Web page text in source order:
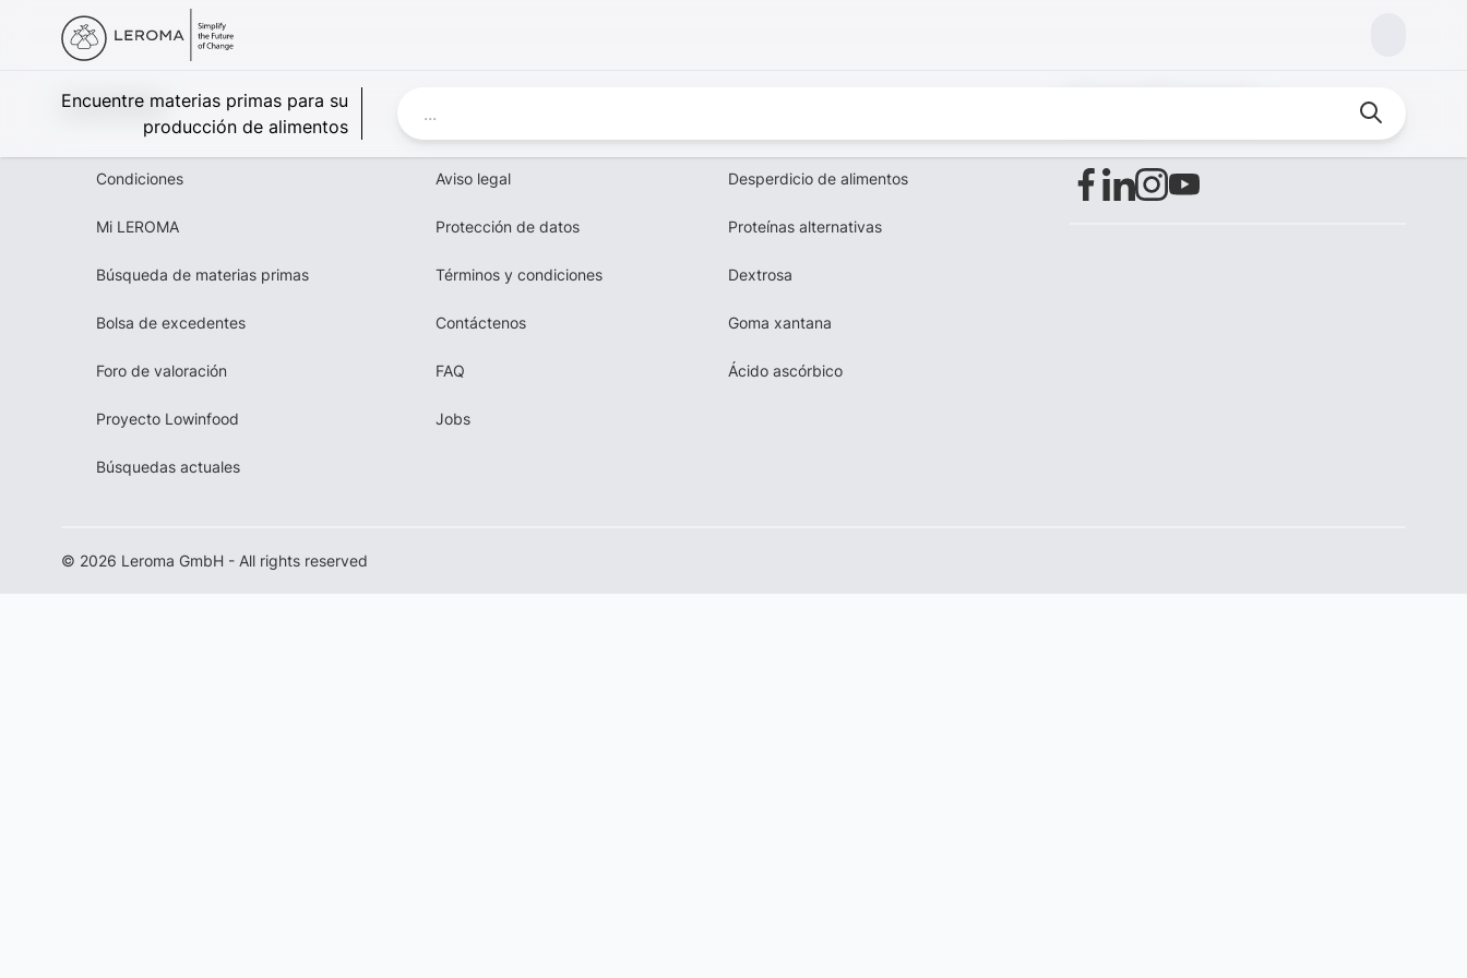
Encuentre materias primas para su
producción de alimentos
Leroma
Condiciones
Mi LEROMA
Búsqueda de materias primas
Bolsa de excedentes
Foro de valoración
Proyecto Lowinfood
Búsquedas actuales
Aviso legal
Protección de datos
Términos y condiciones
Contáctenos
FAQ
Jobs
Desperdicio de alimentos
Proteínas alternativas
Dextrosa
Goma xantana
Ácido ascórbico
© 2026 Leroma GmbH - All rights reserved